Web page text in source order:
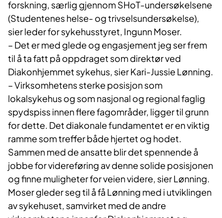
forskning, særlig gjennom SHoT-undersøkelsene
(Studentenes helse- og trivselsundersøkelse),
sier leder for sykehusstyret, Ingunn Moser.
– Det er med glede og engasjement jeg ser frem
til å ta fatt på oppdraget som direktør ved
Diakonhjemmet sykehus, sier Kari-Jussie Lønning.
– Virksomhetens sterke posisjon som
lokalsykehus og som nasjonal og regional faglig
spydspiss innen flere fagområder, ligger til grunn
for dette. Det diakonale fundamentet er en viktig
ramme som treffer både hjertet og hodet.
Sammen med de ansatte blir det spennende å
jobbe for videreføring av denne solide posisjonen
og finne muligheter for veien videre, sier Lønning.
Moser gleder seg til å få Lønning med i utviklingen
av sykehuset, samvirket med de andre